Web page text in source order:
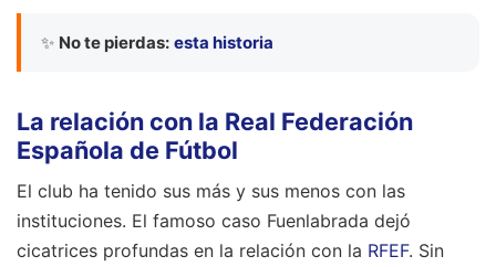
✨ No te pierdas: esta historia
La relación con la Real Federación
Española de Fútbol
El club ha tenido sus más y sus menos con las
instituciones. El famoso caso Fuenlabrada dejó
cicatrices profundas en la relación con la RFEF. Sin